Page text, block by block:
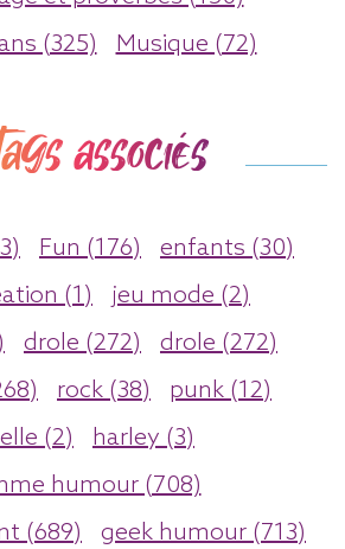
(325)
Musique (72)
associés
Fun (176)
enfants (30)
(1)
jeu mode (2)
drole (272)
drole (272)
rock (38)
punk (12)
(2)
harley (3)
humour (708)
(689)
geek humour (713)